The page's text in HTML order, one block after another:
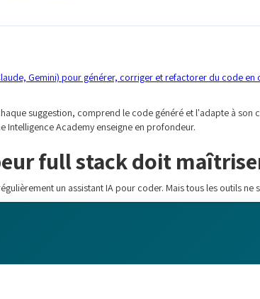
Gemini) pour générer, corriger et refactorer du code en
suggestion, comprend le code généré et l'adapte à
Intelligence Academy enseigne en profondeur.
full stack doit
un assistant IA pour coder. Mais tous les outils